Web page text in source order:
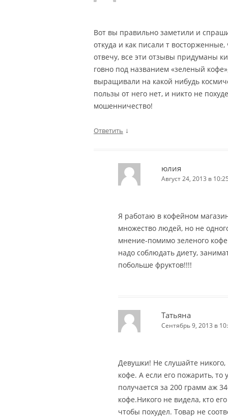
Вот вы правильно заметили и
откуда и как писали т
отвечу, все эти отзывы придуманы
говно под названием «зеленый
выращивали на какой нибудь
пользы от него нет, и никто не
мошенничество!
Ответить ↓
юлия
Август 24, 2013 в
Я работаю в кофейном
множество людей, но не
мнение-помимо зеленого
надо соблюдать диету,
побольше фруктов!!!!
Татьяна
Сентябрь 9, 2013 в
Девушки! Не слушайте
кофе. А если его пожарить, то
получается за 200 грамм аж
кофе.Никого не видела, кто
чтобы похудел. Товар не